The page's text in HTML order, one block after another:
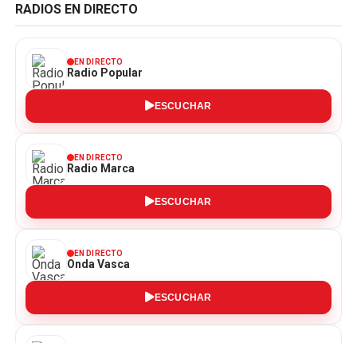
RADIOS EN DIRECTO
EN DIRECTO
Radio Popular
ESCUCHAR
EN DIRECTO
Radio Marca
ESCUCHAR
EN DIRECTO
Onda Vasca
ESCUCHAR